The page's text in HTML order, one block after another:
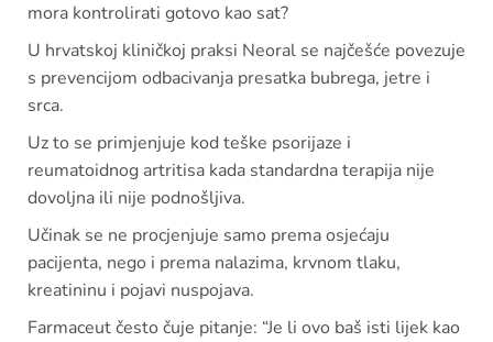
mora kontrolirati gotovo kao sat?
U hrvatskoj kliničkoj praksi Neoral se najčešće povezuje
s prevencijom odbacivanja presatka bubrega, jetre i
srca.
Uz to se primjenjuje kod teške psorijaze i
reumatoidnog artritisa kada standardna terapija nije
dovoljna ili nije podnošljiva.
Učinak se ne procjenjuje samo prema osjećaju
pacijenta, nego i prema nalazima, krvnom tlaku,
kreatininu i pojavi nuspojava.
Farmaceut često čuje pitanje: “Je li ovo baš isti lijek kao